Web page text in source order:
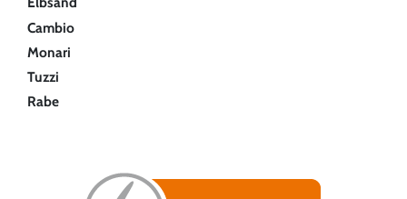
Cambio
Monari
Tuzzi
Rabe